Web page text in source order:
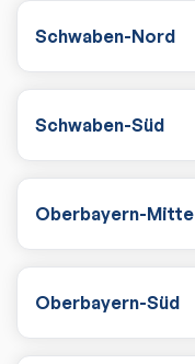
Schwaben-Nord
Schwaben-Süd
Oberbayern-Mitte
Oberbayern-Süd